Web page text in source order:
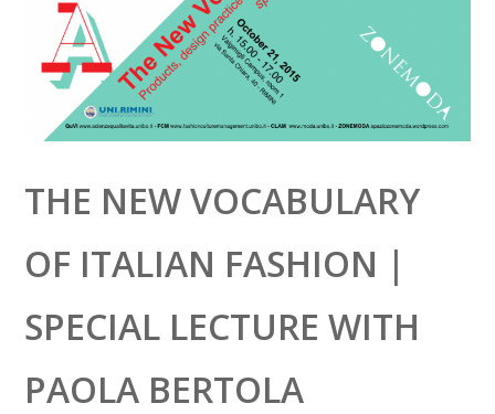
THE NEW VOCABULARY
OF ITALIAN FASHION |
SPECIAL LECTURE WITH
PAOLA BERTOLA